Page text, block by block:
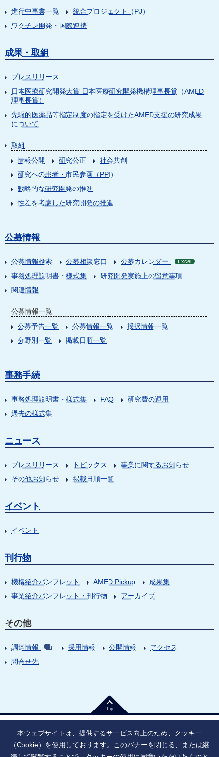
進行中事業一覧
統合プロジェクト（PJ）
ワクチン開発・国際連携
成果・取組
プレスリリース
日本医療研究開発大賞 日本医療研究開発機構理事長賞（AMED
理事長賞）
先駆的医薬品等指定制度の指定を受けたAMED支援の研究成果
について
取組
情報公開
研究公正
社会共創
研究への患者・市民参画（PPI）
戦略的な研究開発の推進
性差を考慮した研究開発の推進
公募情報
公募情報検索 公募相談窓口 公募カレンダー Excel
事務処理説明書・様式集
研究開発実施上の留意事項
関連情報
公募情報一覧
公募予告一覧
公募情報一覧
採択情報一覧
分野別一覧
掲載日順一覧
事務手続
事務処理説明書・様式集 FAQ
研究費の運用
過去の様式集
ニュース
プレスリリース トピックス
事業に関するお知らせ
その他お知らせ
掲載日順一覧
イベント
イベント
刊行物
機構紹介パンフレット AMED Pickup
成果集
事業紹介パンフレット・刊行物
アーカイブ
その他
調達情報 採用情報 公開情報
アクセス
問合せ先
Top
本ウェブサイトは、提供するサービス向上のため、クッキー
（Cookie）を使用しております。このバナーを閉じる、または継